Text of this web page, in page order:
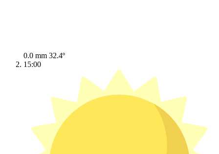
0.0 mm 32.4º
15:00